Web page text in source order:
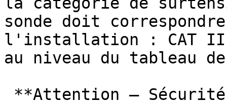
sonde doit
l'installation : CAT III
au niveau du tableau